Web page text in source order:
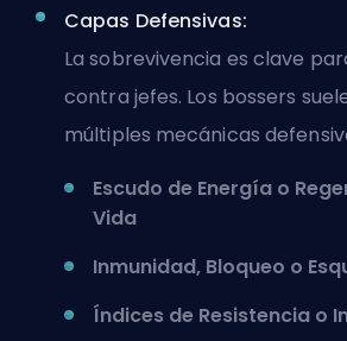
Capas Defensivas:
La sobrevivencia es clave
contra jefes. Los bossers
múltiples mecánicas
Escudo de Energía o
Vida
Inmunidad, Bloqueo o
Índices de Resistencia o